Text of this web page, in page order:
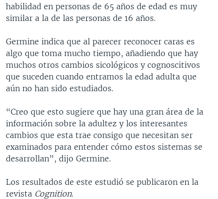
habilidad en personas de 65 años de edad es muy
similar a la de las personas de 16 años.
Germine indica que al parecer reconocer caras es
algo que toma mucho tiempo, añadiendo que hay
muchos otros cambios sicológicos y cognoscitivos
que suceden cuando entramos la edad adulta que
aún no han sido estudiados.
“Creo que esto sugiere que hay una gran área de la
información sobre la adultez y los interesantes
cambios que esta trae consigo que necesitan ser
examinados para entender cómo estos sistemas se
desarrollan”, dijo Germine.
Los resultados de este estudió se publicaron en la
revista Cognition.